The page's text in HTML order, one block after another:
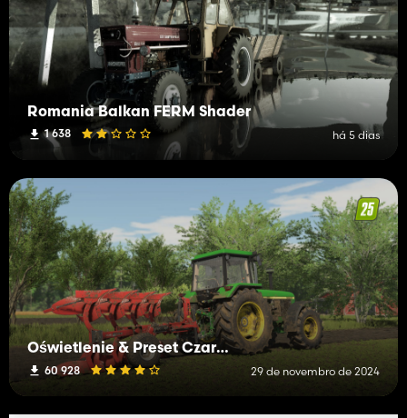
Romania Balkan FERM Shader
1 638 há 5 dias
Oświetlenie & Preset Czarny317 (Shader)
60 928 29 de novembro de 2024